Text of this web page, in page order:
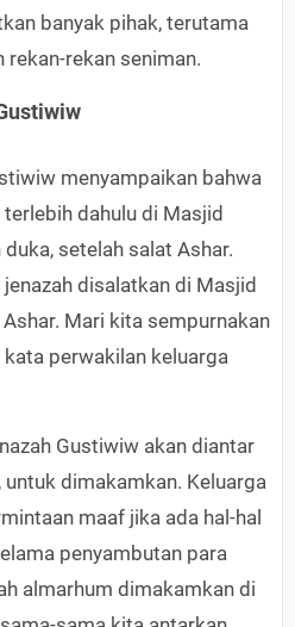
banyak pihak, terutama
rekan-rekan seniman.
menyampaikan bahwa
dahulu di Masjid
setelah salat Ashar.
disalatkan di Masjid
Mari kita sempurnakan
perwakilan keluarga
Gustiwiw akan diantar
untuk dimakamkan. Keluarga
maaf jika ada hal-hal
penyambutan para
almarhum dimakamkan di